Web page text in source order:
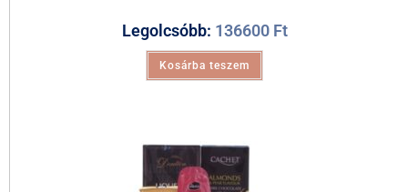
Legolcsóbb: 136600 Ft
Kosárba teszem